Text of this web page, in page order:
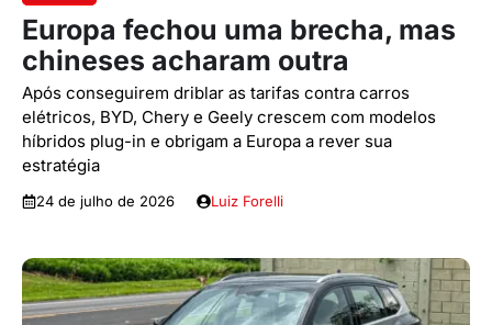
Europa fechou uma brecha, mas
chineses acharam outra
Após conseguirem driblar as tarifas contra carros
elétricos, BYD, Chery e Geely crescem com modelos
híbridos plug-in e obrigam a Europa a rever sua
estratégia
24 de julho de 2026 Luiz Forelli